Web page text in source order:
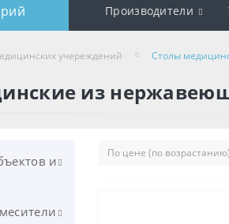
Производители
учереждений Столы
из
и